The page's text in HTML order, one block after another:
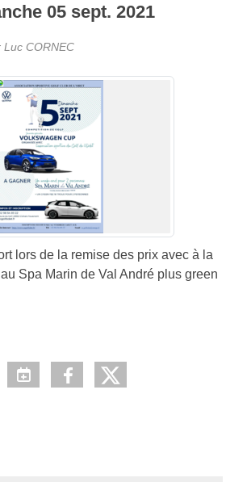
05 sept. 2021
Luc CORNEC
lors de la remise des prix avec à la
Spa Marin de Val André plus green